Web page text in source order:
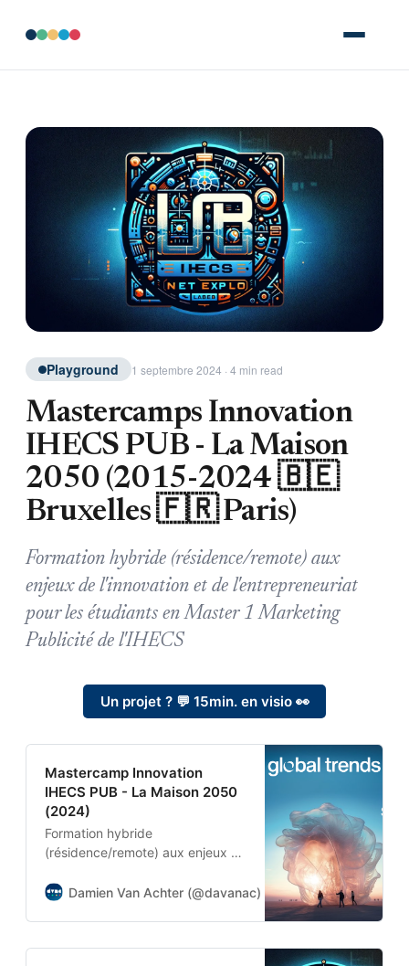
Playground 1 septembre 2024 · 4 min read
Mastercamps Innovation
IHECS PUB - La Maison
2050 (2015-2024 🇧🇪
Bruxelles 🇫🇷 Paris)
Formation hybride (résidence/remote) aux
enjeux de l'innovation et de l'entrepreneuriat
pour les étudiants en Master 1 Marketing
Publicité de l'IHECS
Un projet ? 💬 15min. en visio 👀
Mastercamp Innovation
IHECS PUB - La Maison 2050
(2024)
Formation hybride
(résidence/remote) aux enjeux de
pour les étudiants en Master 1
Damien Van Achter (@davanac) Damien Van Achter